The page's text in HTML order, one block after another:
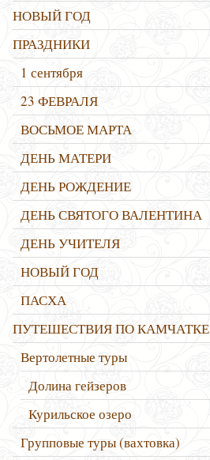
НОВЫЙ ГОД
ПРАЗДНИКИ
1 сентября
23 ФЕВРАЛЯ
ВОСЬМОЕ МАРТА
ДЕНЬ МАТЕРИ
ДЕНЬ РОЖДЕНИЕ
ДЕНЬ СВЯТОГО ВАЛЕНТИНА
ДЕНЬ УЧИТЕЛЯ
НОВЫЙ ГОД
ПАСХА
ПУТЕШЕСТВИЯ ПО КАМЧАТКЕ
Вертолетные туры
Долина гейзеров
Курильское озеро
Групповые туры (вахтовка)